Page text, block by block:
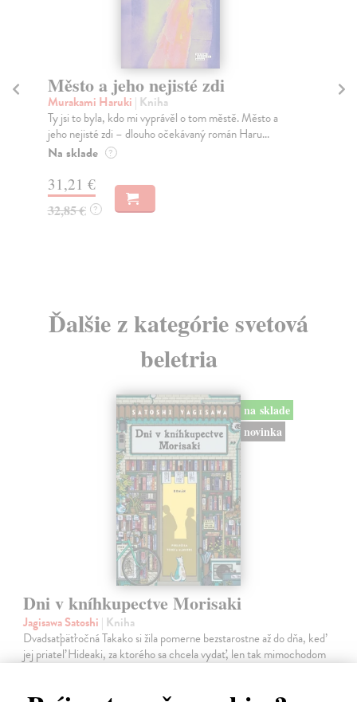
Město a jeho nejisté zdi
Murakami Haruki | Kniha
Ty jsi to byla, kdo mi vyprávěl o tom městě. Město a
jeho nejisté zdi – dlouho očekávaný román Haru...
Na sklade ?
31,21 €
32,85 € ?
Ďalšie z kategórie svetová
beletria
na sklade
novinka
Dni v kníhkupectve Morisaki
Jagisawa Satoshi | Kniha
Dvadsaťpäťročná Takako si žila pomerne bezstarostne až do dňa, keď
jej priateľ Hideaki, za ktorého sa chcela vydať, len tak mimochodom